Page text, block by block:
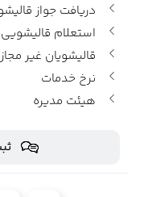
دریافت جواز
استعلام قالیشویی
قالیشویان غیر مجاز
نرخ خدمات
هیئت مدیره